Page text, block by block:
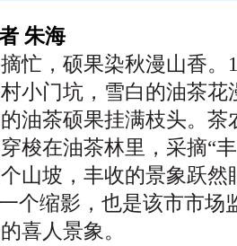
朱海
，硕果染秋漫山香。
小门坑，雪白的油茶花
油茶硕果挂满枝头。茶
梭在油茶林里，采摘“
山坡，丰收的景象跃然
个缩影，也是该市市场
喜人景象。